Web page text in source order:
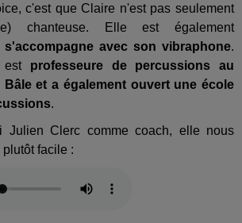
c'est que Claire n'est pas seulement
chanteuse. Elle est également
s'accompagne avec son vibraphone.
est professeure de percussions au
et a également ouvert une école
.
Julien Clerc comme coach, elle nous
facile :